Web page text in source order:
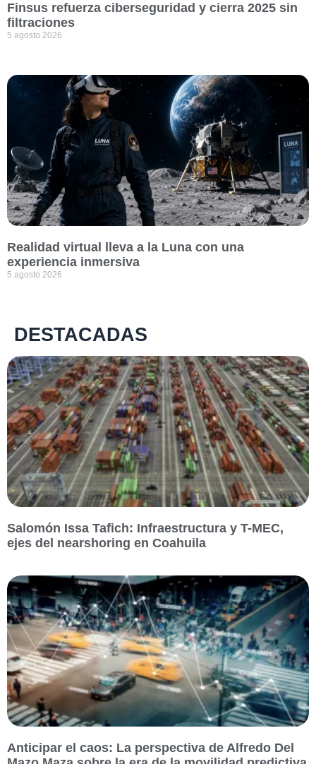
Finsus refuerza ciberseguridad y cierra 2025 sin
filtraciones
5 agosto 2026
Realidad virtual lleva a la Luna con una
experiencia inmersiva
5 agosto 2026
DESTACADAS
Salomón Issa Tafich: Infraestructura y T-MEC,
ejes del nearshoring en Coahuila
Anticipar el caos: La perspectiva de Alfredo Del